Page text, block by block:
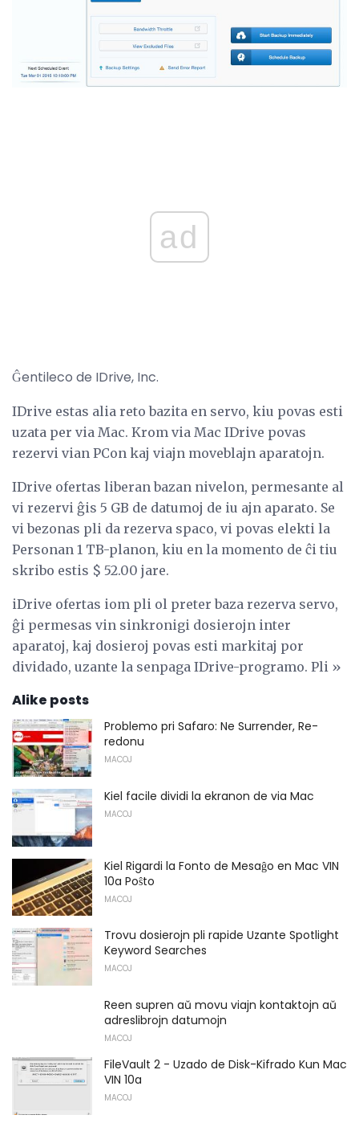
ad
Ĝentileco de IDrive, Inc.
IDrive estas alia reto bazita en servo, kiu povas esti
uzata per via Mac. Krom via Mac IDrive povas
rezervi vian PCon kaj viajn moveblajn aparatojn.
IDrive ofertas liberan bazan nivelon, permesante al
vi rezervi ĝis 5 GB de datumoj de iu ajn aparato. Se
vi bezonas pli da rezerva spaco, vi povas elekti la
Personan 1 TB-planon, kiu en la momento de ĉi tiu
skribo estis $ 52.00 jare.
iDrive ofertas iom pli ol preter baza rezerva servo,
ĝi permesas vin sinkronigi dosierojn inter
aparatoj, kaj dosieroj povas esti markitaj por
dividado, uzante la senpaga IDrive-programo. Pli »
Alike posts
Problemo pri Safaro: Ne Surrender, Re-
redonu
MACOJ
Kiel facile dividi la ekranon de via Mac
MACOJ
Kiel Rigardi la Fonto de Mesaĝo en Mac VIN
10a Poŝto
MACOJ
Trovu dosierojn pli rapide Uzante Spotlight
Keyword Searches
MACOJ
Reen supren aŭ movu viajn kontaktojn aŭ
adreslibrojn datumojn
MACOJ
FileVault 2 - Uzado de Disk-Kifrado Kun Mac
VIN 10a
MACOJ